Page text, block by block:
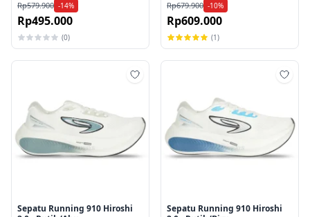
Rp579.900 -14%
Rp495.000
(0)
Rp679.900 -10%
Rp609.000
(1)
Sepatu Running 910 Hiroshi
Sepatu Running 910 Hiroshi